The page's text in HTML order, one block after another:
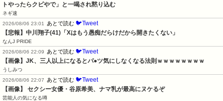
トやったらクビやで」と一喝され黙り込む
ネギ速
2026/08/06 23:01
あとで読む 🐦Tweet
【悲報】中川翔子(41)「Xはもう愚痴だらけだから開きたくない」
なんJ PRIDE
2026/08/06 22:09
あとで読む 🐦Tweet
【画像】JK、三人以上になるとパ●ツ気にしなくなる法則ｗｗｗｗｗｗｗｗ
うしみつ
2026/08/06 22:07
あとで読む 🐦Tweet
【画像】 セクシー女優・谷原希美、ナマ乳が最高にヌケるぞ
芸能人の気になる噂